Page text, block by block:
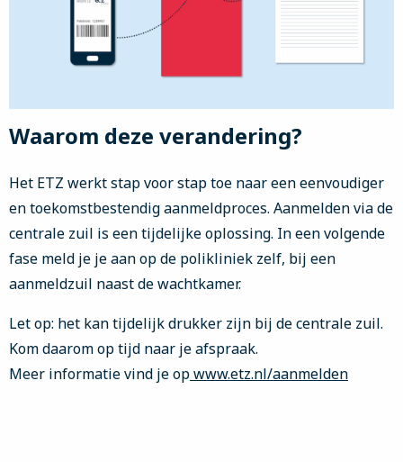
Waarom deze verandering?
Het ETZ werkt stap voor stap toe naar een eenvoudiger
en toekomstbestendig aanmeldproces. Aanmelden via de
centrale zuil is een tijdelijke oplossing. In een volgende
fase meld je je aan op de polikliniek zelf, bij een
aanmeldzuil naast de wachtkamer.
Let op: het kan tijdelijk drukker zijn bij de centrale zuil.
Kom daarom op tijd naar je afspraak.
Meer informatie vind je opwww.etz.nl/aanmelden